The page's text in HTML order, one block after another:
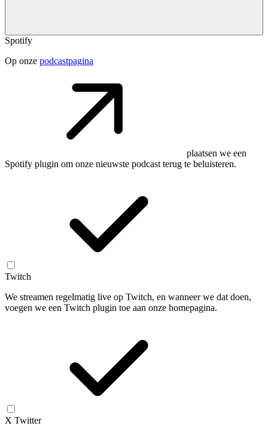
Spotify
Op onze podcastpagina
plaatsen we een
Spotify plugin om onze nieuwste podcast terug te beluisteren.
Twitch
We streamen regelmatig live op Twitch, en wanneer we dat doen,
voegen we een Twitch plugin toe aan onze homepagina.
X Twitter